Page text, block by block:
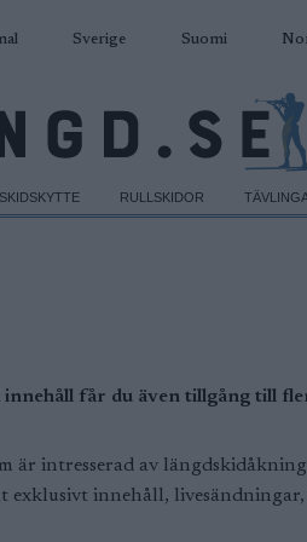
Sverige Suomi
SKIDSKYTTE RULLSKIDOR
får du även tillgång till
är intresserad av
innehåll,